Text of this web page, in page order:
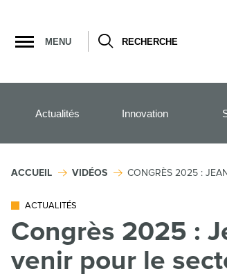
la
navigation
MENU RECHERCHE
Actualités Innovation
ACCUEIL VIDÉOS CONGRÈS 2025 :
ACTUALITÉS
Congrès 2025 :
venir pour le